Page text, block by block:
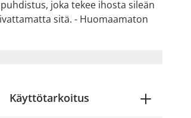
joka tekee ihosta sileän
sitä. - Huomaamaton
Käyttötarkoitus